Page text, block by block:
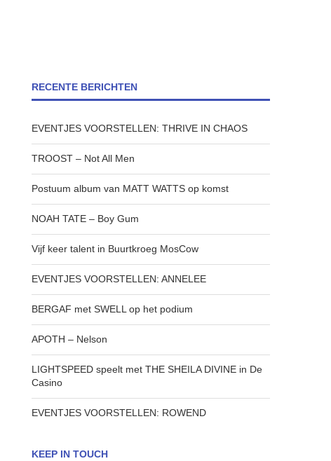
RECENTE BERICHTEN
EVENTJES VOORSTELLEN: THRIVE IN CHAOS
TROOST – Not All Men
Postuum album van MATT WATTS op komst
NOAH TATE – Boy Gum
Vijf keer talent in Buurtkroeg MosCow
EVENTJES VOORSTELLEN: ANNELEE
BERGAF met SWELL op het podium
APOTH – Nelson
LIGHTSPEED speelt met THE SHEILA DIVINE in De
Casino
EVENTJES VOORSTELLEN: ROWEND
KEEP IN TOUCH